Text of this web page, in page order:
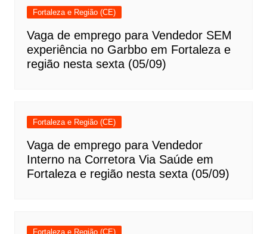
Fortaleza e Região (CE)
Vaga de emprego para Vendedor SEM
experiência no Garbbo em Fortaleza e
região nesta sexta (05/09)
Fortaleza e Região (CE)
Vaga de emprego para Vendedor
Interno na Corretora Via Saúde em
Fortaleza e região nesta sexta (05/09)
Fortaleza e Região (CE)